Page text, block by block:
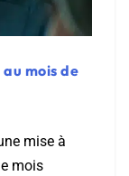
mois de
mise à
mois